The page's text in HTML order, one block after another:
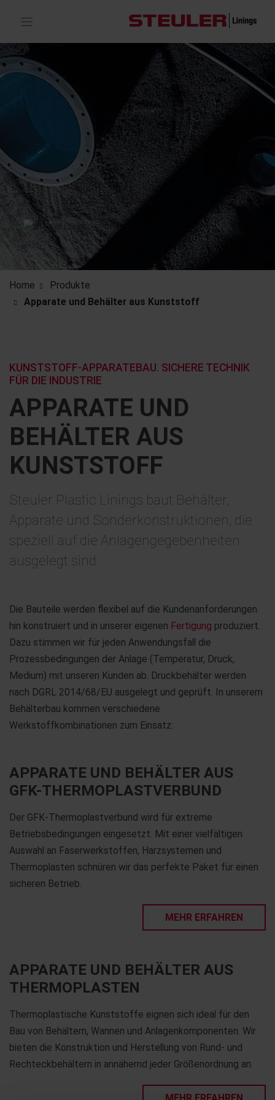
Home
Produkte
Apparate und Behälter aus Kunststoff
APPARATE UND
BEHÄLTER AUS
KUNSTSTOFF
KUNSTSTOFF-APPARATEBAU. SICHERE TECHNIK
FÜR DIE INDUSTRIE
Steuler Plastic Linings baut Behälter,
Apparate und Sonderkonstruktionen, die
speziell auf die Anlagengegebenheiten
ausgelegt sind.
Die Bauteile werden flexibel auf die Kundenanforderungen
hin konstruiert und in unserer eigenen Fertigung produziert.
Dazu stimmen wir für jeden Anwendungsfall die
Prozessbedingungen der Anlage (Temperatur, Druck,
Medium) mit unseren Kunden ab. Druckbehälter werden
nach DGRL 2014/68/EU ausgelegt und geprüft. In unserem
Behälterbau kommen verschiedene
Werkstoffkombinationen zum Einsatz:
APPARATE UND BEHÄLTER AUS
GFK-THERMOPLASTVERBUND
Der GFK-Thermoplastverbund wird für extreme
Betriebsbedingungen eingesetzt. Mit einer vielfältigen
Auswahl an Faserwerkstoffen, Harzsystemen und
Thermoplasten schnüren wir das perfekte Paket für einen
sicheren Betrieb.
MEHR ERFAHREN
APPARATE UND BEHÄLTER AUS
THERMOPLASTEN
Thermoplastische Kunststoffe eignen sich ideal für den
Bau von Behältern, Wannen und Anlagenkomponenten. Wir
bieten die Konstruktion und Herstellung von Rund- und
Rechteckbehältern in annähernd jeder Größenordnung an.